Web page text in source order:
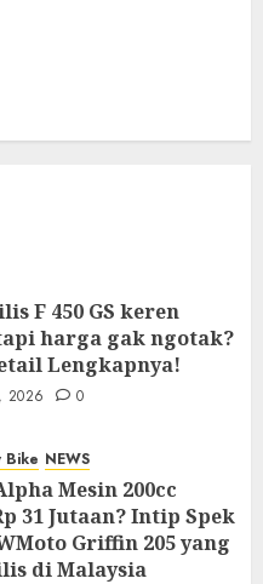
F 450 GS keren
harga gak ngotak?
Lengkapnya!
2026 0
Bike NEWS
Mesin 200cc
31 Jutaan? Intip Spek
Griffin 205 yang
di Malaysia